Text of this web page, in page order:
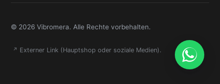
© 2026 Vibromera. Alle Rechte vorbehalten.
↗ Externer Link (Hauptshop oder soziale Medien).